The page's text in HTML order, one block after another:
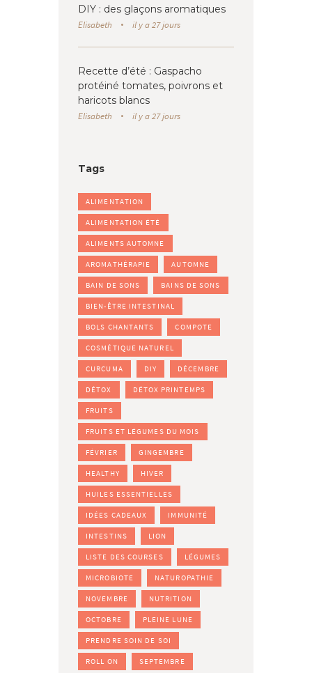
DIY : des glaçons aromatiques
Elisabeth il y a 27 jours
Recette d’été : Gaspacho
protéiné tomates, poivrons et
haricots blancs
Elisabeth il y a 27 jours
Tags
ALIMENTATION
ALIMENTATION ÉTÉ
ALIMENTS AUTOMNE
AROMATHÉRAPIE AUTOMNE
BAIN DE SONS BAINS DE SONS
BIEN-ÊTRE INTESTINAL
BOLS CHANTANTS COMPOTE
COSMÉTIQUE NATUREL
CURCUMA DIY DÉCEMBRE
DÉTOX DÉTOX PRINTEMPS
FRUITS
FRUITS ET LÉGUMES DU MOIS
FÉVRIER GINGEMBRE
HEALTHY HIVER
HUILES ESSENTIELLES
IDÉES CADEAUX IMMUNITÉ
INTESTINS LION
LISTE DES COURSES LÉGUMES
MICROBIOTE NATUROPATHIE
NOVEMBRE NUTRITION
OCTOBRE PLEINE LUNE
PRENDRE SOIN DE SOI
ROLL ON SEPTEMBRE